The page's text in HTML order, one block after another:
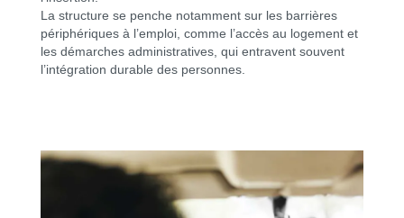
La structure se penche notamment sur les barrières
périphériques à l’emploi, comme l’accès au logement et
les démarches administratives, qui entravent souvent
l’intégration durable des personnes.